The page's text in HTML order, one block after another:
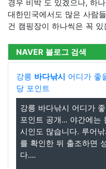
경우 비박 도 있겠으나, 하
대한민국에서도 많은 사람
건 캠핑장이 하나씩은 꼭
NAVER 블로그 검색
강릉 바다낚시 어디가 좋
당 포인트
강릉 바다낚시 어디가
포인트 공개... 야간에는
시인도 많습니다. 루어
를 확인한 뒤 출조하면
다....